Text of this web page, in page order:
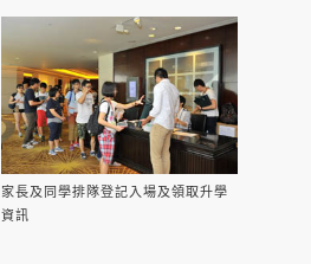
家長及同學排隊登記入場及領取升學
資訊